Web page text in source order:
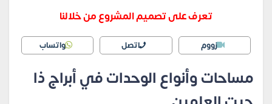
تعرف على تصميم المشروع من خلالنا
زووم اتصل واتساب
مساحات وأنواع الوحدات في أبراج ذا